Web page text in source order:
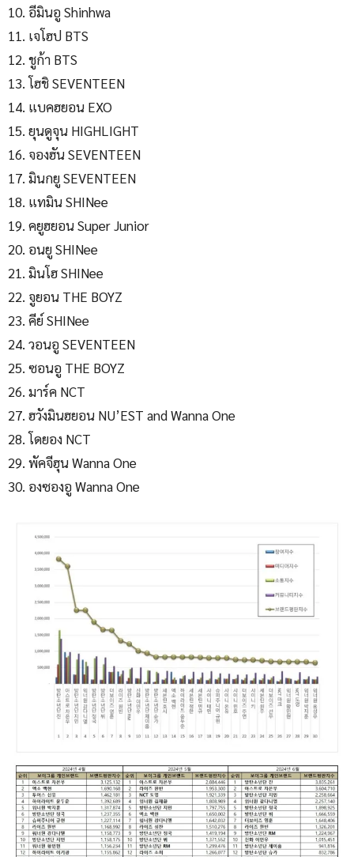
อีมินอู Shinhwa
เจโฮป BTS
ชูก้า BTS
โฮชิ SEVENTEEN
แบคฮยอน EXO
ยุนดูจุน HIGHLIGHT
จองฮัน SEVENTEEN
มินกยู SEVENTEEN
แทมิน SHINee
คยูฮยอน Super Junior
อนยู SHINee
มินโฮ SHINee
จูยอน THE BOYZ
คีย์ SHINee
วอนอู SEVENTEEN
ซอนอู THE BOYZ
มาร์ค NCT
ฮวังมินฮยอน NU’EST and Wanna One
โดยอง NCT
พัคจีฮุน Wanna One
องซองอู Wanna One